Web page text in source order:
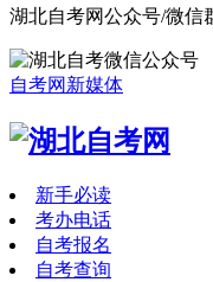
湖北自考网公众号/微信
自考网新媒体
新手必读
考办电话
自考报名
自考查询